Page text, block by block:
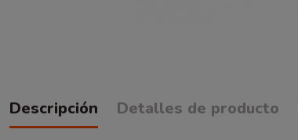
Descripción Detalles de producto